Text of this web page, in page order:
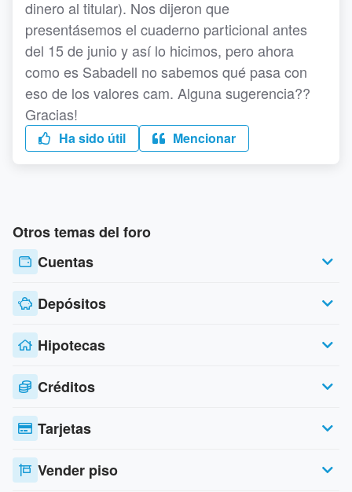
dinero al titular). Nos dijeron que
presentásemos el cuaderno particional antes
del 15 de junio y así lo hicimos, pero ahora
como es Sabadell no sabemos qué pasa con
eso de los valores cam. Alguna sugerencia??
Gracias!
Ha sido útil Mencionar
Otros temas del foro
Cuentas
Depósitos
Hipotecas
Créditos
Tarjetas
Vender piso